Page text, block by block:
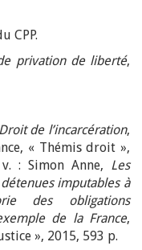
CPP.
privation de liberté,
Droit de l’incarcération,
« Thémis droit »,
: Simon Anne, Les
imputables à
des obligations
de la France,
», 2015, 593 p.